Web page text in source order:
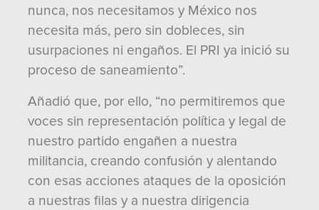
nunca, nos necesitamos y México nos
necesita más, pero sin dobleces, sin
usurpaciones ni engaños. El PRI ya inició su
proceso de saneamiento”.
Añadió que, por ello, “no permitiremos que
voces sin representación política y legal de
nuestro partido engañen a nuestra
militancia, creando confusión y alentando
con esas acciones ataques de la oposición
a nuestras filas y a nuestra dirigencia